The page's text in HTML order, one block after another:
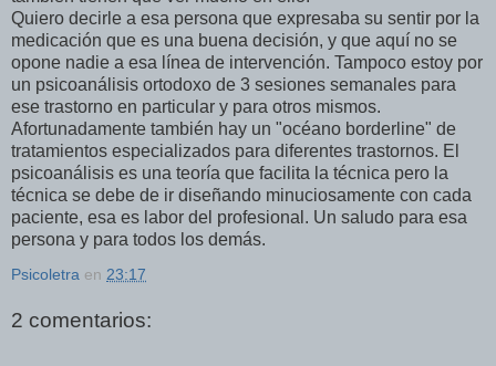
Quiero decirle a esa persona que expresaba su sentir por la
medicación que es una buena decisión, y que aquí no se
opone nadie a esa línea de intervención. Tampoco estoy por
un psicoanálisis ortodoxo de 3 sesiones semanales para
ese trastorno en particular y para otros mismos.
Afortunadamente también hay un "océano borderline" de
tratamientos especializados para diferentes trastornos. El
psicoanálisis es una teoría que facilita la técnica pero la
técnica se debe de ir diseñando minuciosamente con cada
paciente, esa es labor del profesional. Un saludo para esa
persona y para todos los demás.
Psicoletra en 23:17
2 comentarios: